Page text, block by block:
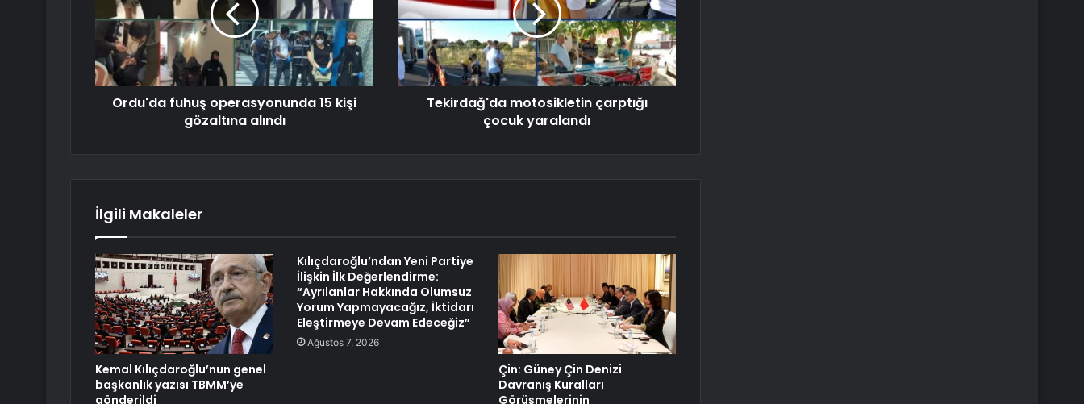
Ordu'da fuhuş operasyonunda 15 kişi
gözaltına alındı
Tekirdağ'da motosikletin çarptığı
çocuk yaralandı
İlgili Makaleler
Kemal Kılıçdaroğlu’nun genel
başkanlık yazısı TBMM’ye
gönderildi
Kılıçdaroğlu’ndan Yeni Partiye
İlişkin İlk Değerlendirme:
“Ayrılanlar Hakkında Olumsuz
Yorum Yapmayacağız, İktidarı
Eleştirmeye Devam Edeceğiz”
Ağustos 7, 2026
Çin: Güney Çin Denizi
Davranış Kuralları
Görüşmelerinin